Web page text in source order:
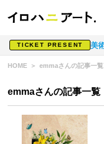
TICKET PRESENT 美
HOME emmaさんの記事一覧
emmaさんの記事一覧